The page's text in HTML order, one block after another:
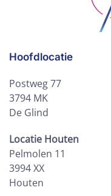
Hoofdlocatie
Postweg 77
3794 MK
De Glind
Locatie Houten
Pelmolen 11
3994 XX
Houten